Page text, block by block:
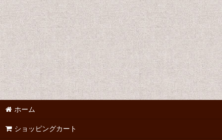
並び順
ホーム
ショッピングカート